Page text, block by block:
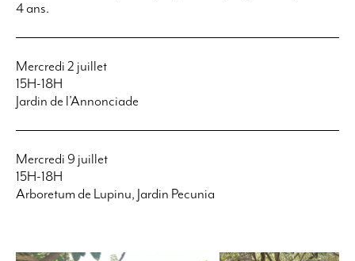
4 ans.
Mercredi 2 juillet
15H-18H
Jardin de l’Annonciade
Mercredi 9 juillet
15H-18H
Arboretum de Lupinu, Jardin Pecunia